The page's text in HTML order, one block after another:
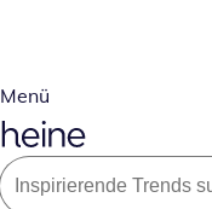
Menü